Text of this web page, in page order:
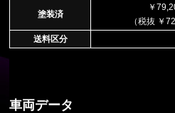
塗装済
￥
（税抜 ￥
送料区分
車両データ